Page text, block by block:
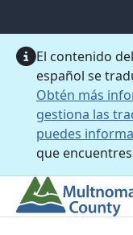
El contenido
español se
Obtén más
gestiona las
puedes
que